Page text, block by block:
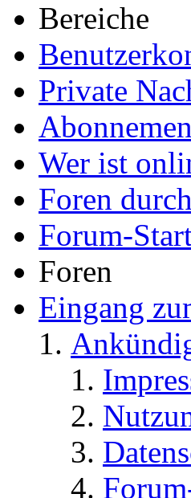
Bereiche
Private
Wer ist
Foren
Forum-
Foren
Eingang